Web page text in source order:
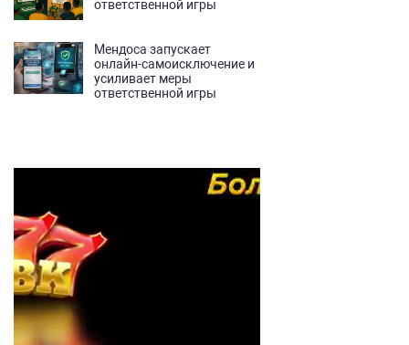
ответственной игры
Мендоса запускает
онлайн-самоисключение и
усиливает меры
ответственной игры